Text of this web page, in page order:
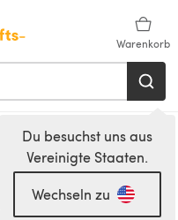
Warenkorb
Du besuchst uns aus
Vereinigte Staaten.
Wechseln zu
Accessoires